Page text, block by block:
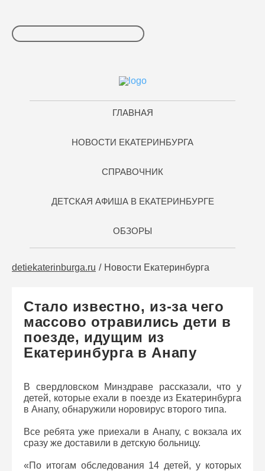
ГЛАВНАЯ
НОВОСТИ ЕКАТЕРИНБУРГА
СПРАВОЧНИК
ДЕТСКАЯ АФИША В ЕКАТЕРИНБУРГЕ
ОБЗОРЫ
detiekaterinburga.ru Новости Екатеринбурга
Стало известно, из-за чего
массово отравились дети в
поезде, идущим из
Екатеринбурга в Анапу
В свердловском Минздраве рассказали, что у
детей, которые ехали в поезде из Екатеринбурга
в Анапу, обнаружили норовирус второго типа.
Все ребята уже приехали в Анапу, с вокзала их
сразу же доставили в детскую больницу.
«По итогам обследования 14 детей, у которых